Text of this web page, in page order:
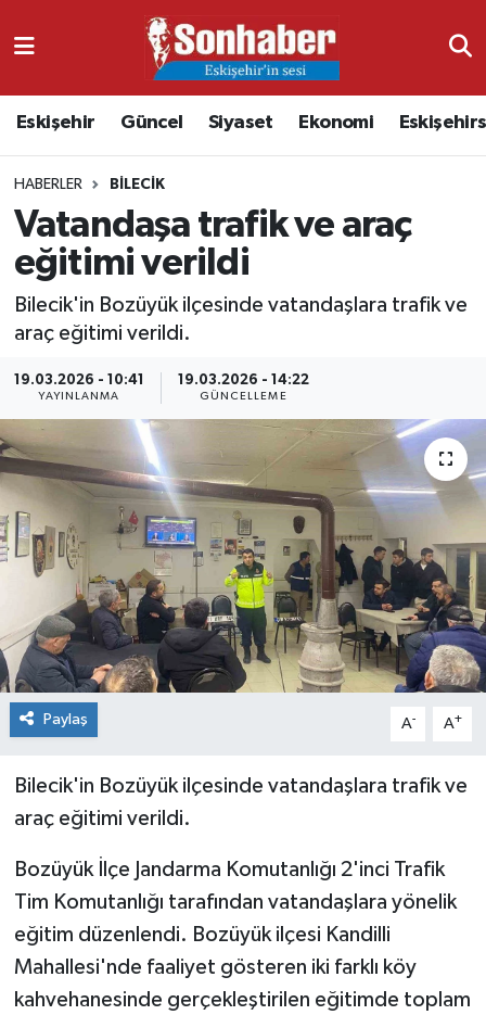
Eskişehir Güncel Siyaset Ekonomi
HABERLER BILECIK
Vatandaşa trafik ve araç
eğitimi verildi
Bilecik'in Bozüyük ilçesinde vatandaşlara trafik ve
araç eğitimi verildi.
19.03.2026 - 10:41
YAYINLANMA
19.03.2026 - 14:22
GÜNCELLEME
Paylaş A- A+
Bilecik'in Bozüyük ilçesinde vatandaşlara trafik ve
araç eğitimi verildi.
Bozüyük İlçe Jandarma Komutanlığı 2'inci Trafik
Tim Komutanlığı tarafından vatandaşlara yönelik
eğitim düzenlendi. Bozüyük ilçesi Kandilli
Mahallesi'nde faaliyet gösteren iki farklı köy
kahvehanesinde gerçekleştirilen eğitimde toplam
Ekonomi
Güncel
Kültür & Sanat
Sağlık
Siyaset
Spor
Nöbetçi Eczaneler
Namaz Vakitleri
Trafik Durumu
Süper Lig Puan Durumu ve Fikstür
Haber Arşivi